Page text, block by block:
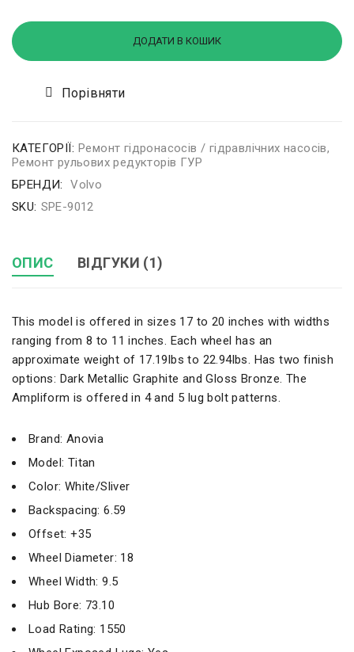
ДОДАТИ В КОШИК
Порівняти
КАТЕГОРІЇ: Ремонт гідронасосів / гідравлічних насосів,
Ремонт рульових редукторів ГУР
БРЕНДИ:
Volvo
SKU: SPE-9012
ОПИС ВІДГУКИ (1)
This model is offered in sizes 17 to 20 inches with widths
ranging from 8 to 11 inches. Each wheel has an
approximate weight of 17.19lbs to 22.94lbs. Has two finish
options: Dark Metallic Graphite and Gloss Bronze. The
Ampliform is offered in 4 and 5 lug bolt patterns.
Brand: Anovia
Model: Titan
Color: White/Sliver
Backspacing: 6.59
Offset: +35
Wheel Diameter: 18
Wheel Width: 9.5
Hub Bore: 73.10
Load Rating: 1550